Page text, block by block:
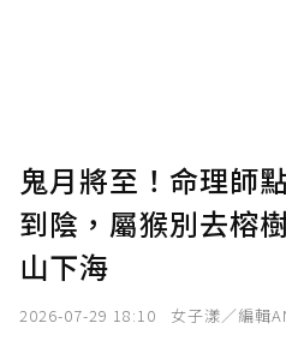
鬼月將至！命理師
到陰，屬猴別去榕
山下海
2026-07-29 18:10 女子漾／編輯